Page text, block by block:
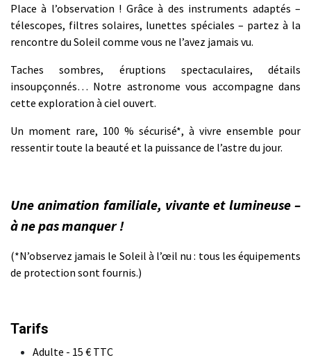
Place à l’observation ! Grâce à des instruments adaptés –
télescopes, filtres solaires, lunettes spéciales – partez à la
rencontre du Soleil comme vous ne l’avez jamais vu.
Taches sombres, éruptions spectaculaires, détails
insoupçonnés… Notre astronome vous accompagne dans
cette exploration à ciel ouvert.
Un moment rare, 100 % sécurisé*, à vivre ensemble pour
ressentir toute la beauté et la puissance de l’astre du jour.
Une animation familiale, vivante et lumineuse –
à ne pas manquer !
(*N’observez jamais le Soleil à l’œil nu : tous les équipements
de protection sont fournis.)
Tarifs
Adulte - 15 € TTC